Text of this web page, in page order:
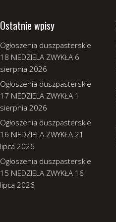
Ostatnie wpisy
Ogłoszenia duszpasterskie
18 NIEDZIELA ZWYKŁA 6
sierpnia 2026
Ogłoszenia duszpasterskie
17 NIEDZIELA ZWYKŁA 1
sierpnia 2026
Ogłoszenia duszpasterskie
16 NIEDZIELA ZWYKŁA 21
lipca 2026
Ogłoszenia duszpasterskie
15 NIEDZIELA ZWYKŁA 16
lipca 2026